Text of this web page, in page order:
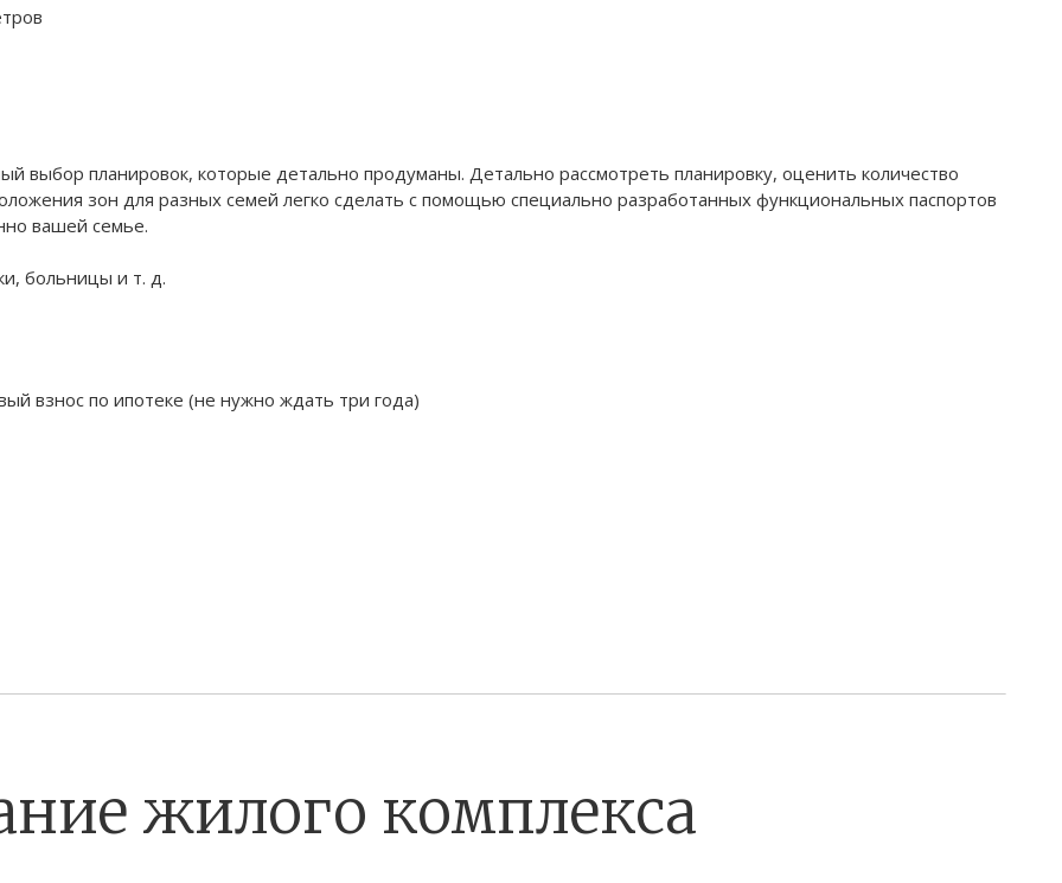
выбор планировок, которые детально продуманы. Детально рассмотреть планировку, оценить количество
зон для разных семей легко сделать с помощью специально разработанных функциональных паспортов
вашей семье.
больницы и т. д.
взнос по ипотеке (не нужно ждать три года)
жилого комплекса